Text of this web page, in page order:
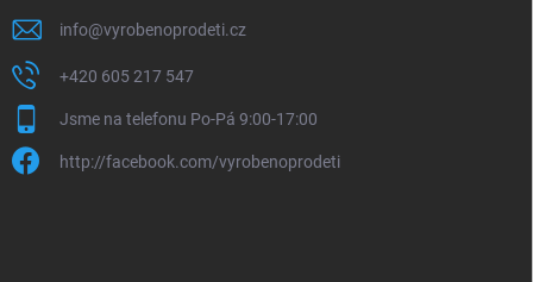
info@vyrobenoprodeti.cz
+420 605 217 547
Jsme na telefonu Po-Pá 9:00-17:00
http://facebook.com/vyrobenoprodeti